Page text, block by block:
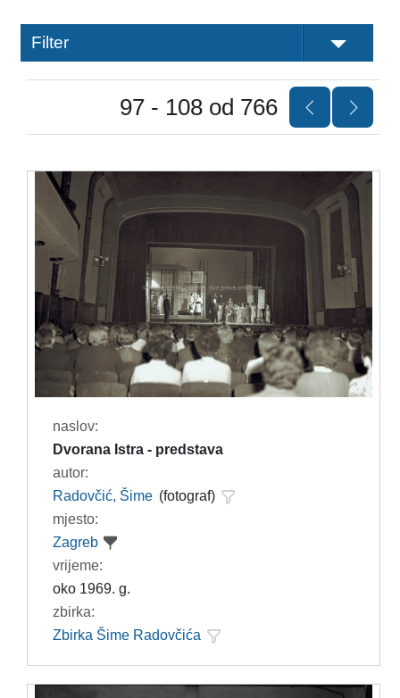
Filter
97 - 108 od 766
naslov:
Dvorana Istra - predstava
autor:
Radovčić, Šime (fotograf)
mjesto:
Zagreb
vrijeme:
oko 1969. g.
zbirka:
Zbirka Šime Radovčića